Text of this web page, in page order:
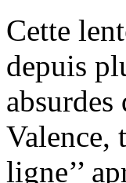
Cette
depuis
Valence,
ligne’’